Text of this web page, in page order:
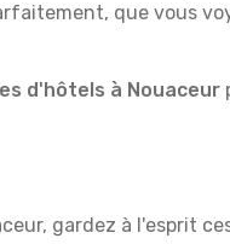
que vous
d'hôtels à Nouaceur
gardez à l'esprit